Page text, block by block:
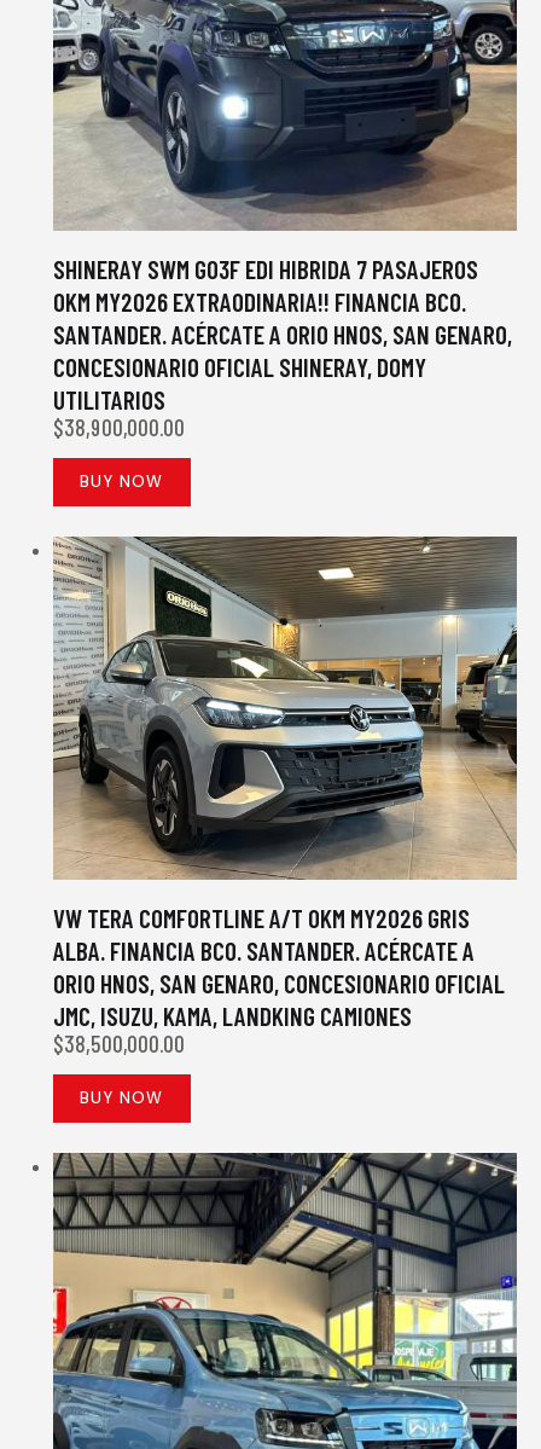
SHINERAY SWM G03F EDI HIBRIDA 7 PASAJEROS
0KM MY2026 EXTRAODINARIA!! FINANCIA BCO.
SANTANDER. ACÉRCATE A ORIO HNOS, SAN GENARO,
CONCESIONARIO OFICIAL SHINERAY, DOMY
UTILITARIOS
$38,900,000.00
BUY NOW
VW TERA COMFORTLINE A/T 0KM MY2026 GRIS
ALBA. FINANCIA BCO. SANTANDER. ACÉRCATE A
ORIO HNOS, SAN GENARO, CONCESIONARIO OFICIAL
JMC, ISUZU, KAMA, LANDKING CAMIONES
$38,500,000.00
BUY NOW